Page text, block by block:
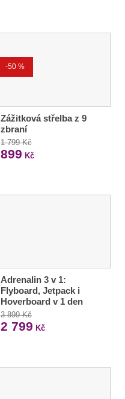
-50 %
Zážitková střelba z 9
zbraní
1 799 Kč
899 Kč
Adrenalin 3 v 1:
Flyboard, Jetpack i
Hoverboard v 1 den
3 899 Kč
2 799 Kč